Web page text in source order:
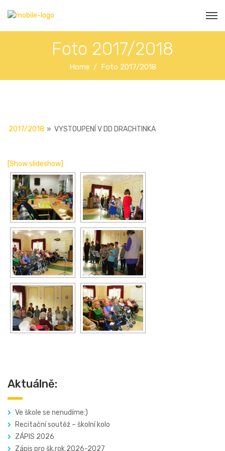
Foto 2017/2018
Home Foto 2017/2018
2017/2018 » VYSTOUPENÍ V DD DRACHTINKA
[Show slideshow]
Aktuálně:
Ve škole se nenudíme:)
Recitační soutěž – školní kolo
ZÁPIS 2026
Zápis pro šk.rok 2026-2027